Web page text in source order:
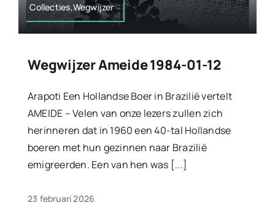
Collecties,Wegwijzer
Wegwijzer Ameide 1984-01-12
Arapoti Een Hollandse Boer in Brazilië vertelt
AMEIDE – Velen van onze lezers zullen zich
herinneren dat in 1960 een 40-tal Hollandse
boeren met hun gezinnen naar Brazilië
emigreerden. Een van hen was [...]
23 februari 2026